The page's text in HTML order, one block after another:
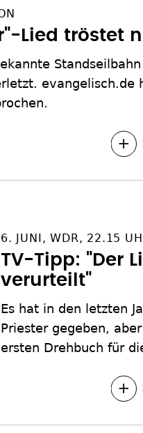
Lied tröstet
6. JUNI, WDR, 22.15
TV-Tipp: "Der
verurteilt"
Es hat in den letzten
Priester gegeben,
ersten Drehbuch für